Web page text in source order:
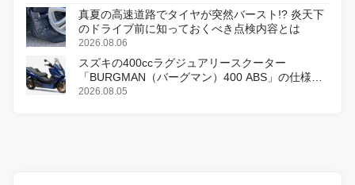
真夏の高速道路でタイヤが突然バースト!? 炎天下
のドライブ前に知っておくべき点検内容とは
2026.08.06
スズキの400ccラグジュアリースクーター
「BURGMAN（バーグマン）400 ABS」の仕様を
変更し、8月18日に発売
2026.08.05